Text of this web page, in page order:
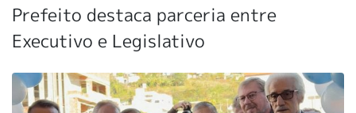
Prefeito destaca parceria entre
Executivo e Legislativo